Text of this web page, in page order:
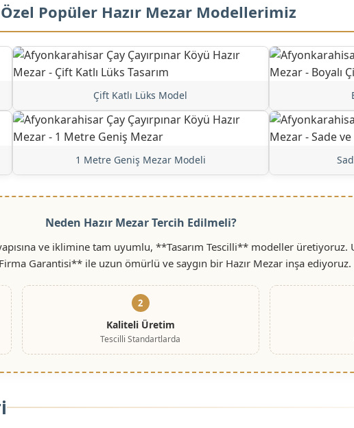
Popüler Hazır Mezar Modellerimiz
Çift Katlı Lüks Model
1 Metre Geniş Mezar Modeli
Neden Hazır Mezar Tercih Edilmeli?
ve iklimine tam uyumlu, **Tasarım Tescilli** modeller üretiyoruz.
Garantisi** ile uzun ömürlü ve saygın bir Hazır Mezar inşa ediyoruz.
2
Kaliteli Üretim
Tescilli Standartlarda